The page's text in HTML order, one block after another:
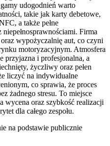
udogodnień warto
takie jak karty debetowe,
a także pełne
Firma
wypożyczalnię aut, co czyni
motoryzacyjnym. Atmosfera
przyjazna i profesjonalna, a
życzliwy oraz pełen
liczyć na indywidualne
co sprawia, że proces
żadnego stresu. To miejsce
wycena oraz szybkość realizacji
dla całego zespołu.
na podstawie publicznie